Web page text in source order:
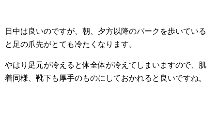
日中は良いのですが、朝、夕方以降のパークを歩いている
と足の爪先がとても冷たくなります。
やはり足元が冷えると体全体が冷えてしまいますので、肌
着同様、靴下も厚手のものにしておかれると良いですね。